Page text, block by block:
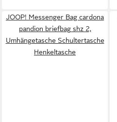
JOOP! Messenger Bag cardona
pandion briefbag shz 2,
Umhängetasche Schultertasche
Henkeltasche